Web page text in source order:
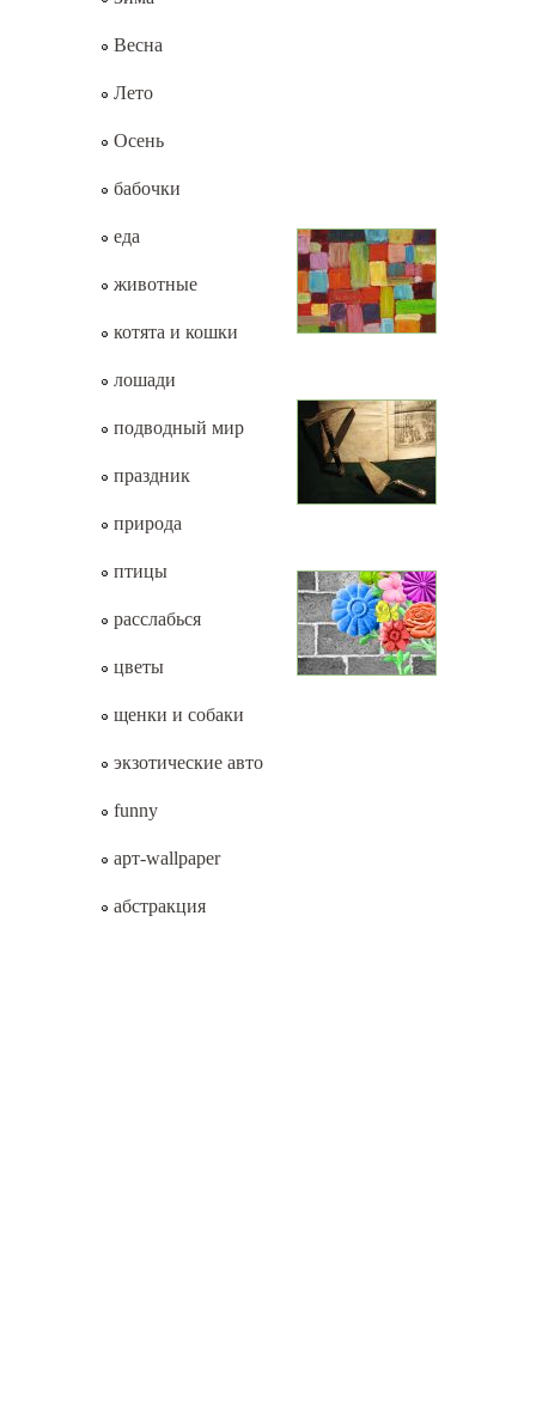
Весна
Лето
Осень
бабочки
еда
животные
котята и кошки
лошади
подводный мир
праздник
природа
птицы
расслабься
цветы
щенки и собаки
экзотические авто
funny
арт-wallpaper
абстракция